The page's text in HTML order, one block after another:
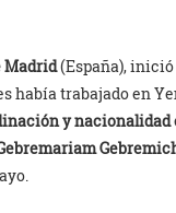
Madrid(España), inició
había trabajado en
y nacionalidad